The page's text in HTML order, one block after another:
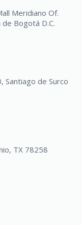
Meridiano Of.
Bogotá D.C.
Santiago de Surco
TX 78258